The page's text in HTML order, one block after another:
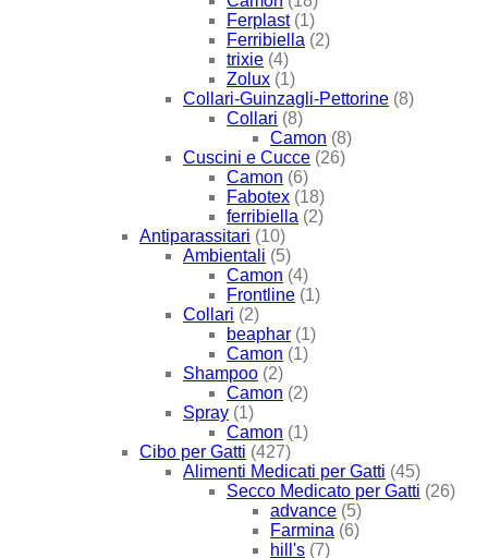
Ferplast (1)
Ferribiella (2)
trixie (4)
Zolux (1)
Collari-Guinzagli-Pettorine (8)
Collari (8)
Camon (8)
Cuscini e Cucce (26)
Camon (6)
Fabotex (18)
ferribiella (2)
Antiparassitari (10)
Ambientali (5)
Camon (4)
Frontline (1)
Collari (2)
beaphar (1)
Camon (1)
Shampoo (2)
Camon (2)
Spray (1)
Camon (1)
Cibo per Gatti (427)
Alimenti Medicati per Gatti (45)
Secco Medicato per Gatti (26)
advance (5)
Farmina (6)
hill's (7)